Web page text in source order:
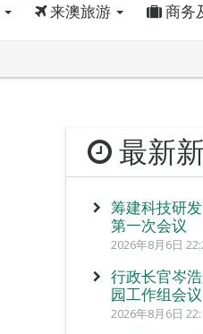
来澳旅游 商务
最新
筹建科技研
第一次会议
2026年8月6日
行政长官岑
园工作组会议
2026年8月6日